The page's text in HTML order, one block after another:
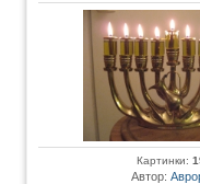
Картинки:
Автор: